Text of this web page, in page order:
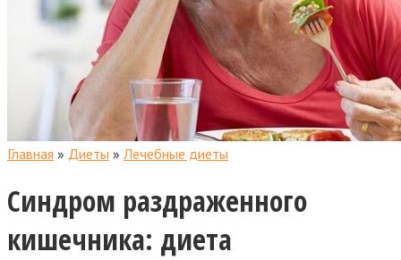
Главная » Диеты » Лечебные диеты
Синдром раздраженного
кишечника: диета